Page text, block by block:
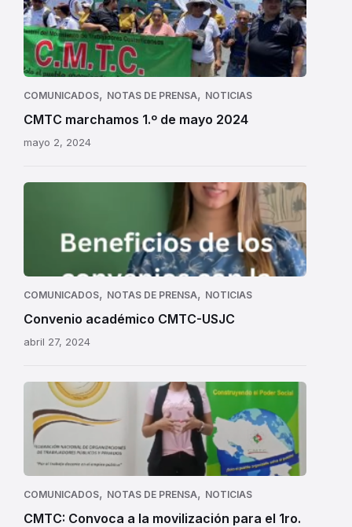
marchamos
1.º
de
mayo
2024
COMUNICADOS, NOTAS DE PRENSA, NOTICIAS
CMTC marchamos 1.º de mayo 2024
mayo 2, 2024
COMUNICADOS, NOTAS DE PRENSA, NOTICIAS
Convenio académico CMTC-USJC
abril 27, 2024
CMTC
COMUNICADOS, NOTAS DE PRENSA, NOTICIAS
CMTC: Convoca a la movilización para el 1ro.